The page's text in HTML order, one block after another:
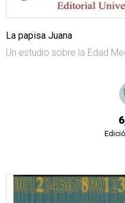
La papisa Juana
Un estudio sobre la Edad